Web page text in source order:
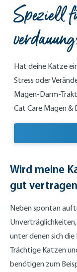
Speziell
Hat deine Katze
Stress oder
Magen-Darm-
Cat Care Magen
Wird meine
gut
Neben spontan
unter denen sich
Trächtige Katzen
benötigen zum